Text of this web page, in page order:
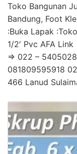
Toko Bangunan
Bandung, Foot
:Buka Lapak
1/2′ Pvc AFA
=> 022 –
081809595918
466 Lanud